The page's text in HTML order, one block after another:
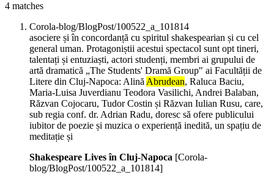
4 matches
Corola-blog/BlogPost/100522_a_101814
asociere și în concordanță cu spiritul shakespearian și cu cel
general uman. Protagoniștii acestui spectacol sunt opt tineri,
talentați și entuziaști, actori studenți, membri ai grupului de
artă dramatică „The Students' Dramă Group" ai Facultății de
Litere din Cluj-Napoca: AlinăAbrudean, Raluca Baciu,
Maria-Luisa Juverdianu Teodora Vasilichi, Andrei Balaban,
Răzvan Cojocaru, Tudor Costin și Răzvan Iulian Rusu, care,
sub regia conf. dr. Adrian Radu, doresc să ofere publicului
iubitor de poezie și muzica o experiență inedită, un spațiu de
meditație și
Shakespeare Lives în Cluj-Napoca [Corola-
blog/BlogPost/100522_a_101814]